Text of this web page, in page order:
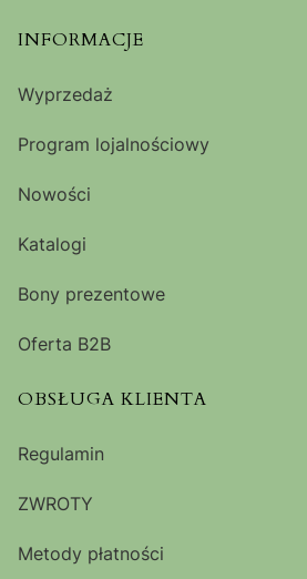
Linki w stopce
INFORMACJE
Wyprzedaż
Program lojalnościowy
Nowości
Katalogi
Bony prezentowe
Oferta B2B
OBSŁUGA KLIENTA
Regulamin
ZWROTY
Metody płatności